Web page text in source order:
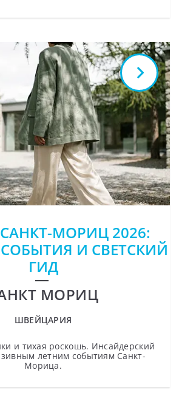
МОРИЦ 2026:
И СВЕТСКИЙ
ГИД
МОРИЦ
ШВЕЙЦАРИЯ
и тихая роскошь. Инсайдерский
летним событиям Санкт-
Морица.